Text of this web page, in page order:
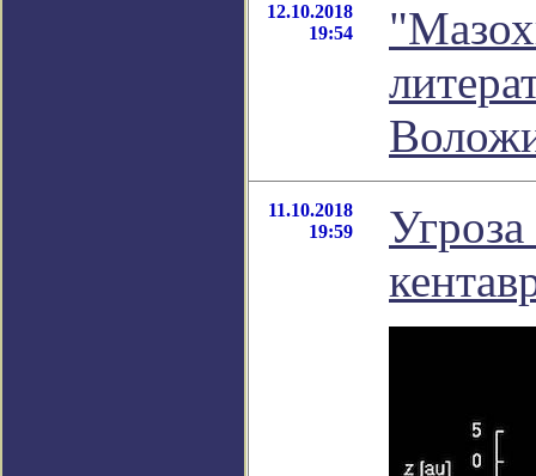
12.10.2018
19:54
11.10.2018
19:59